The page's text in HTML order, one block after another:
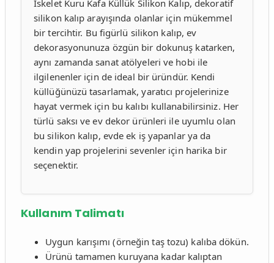
İskelet Kuru Kafa Küllük Silikon Kalıp, dekoratif
silikon kalıp arayışında olanlar için mükemmel
bir tercihtir. Bu figürlü silikon kalıp, ev
dekorasyonunuza özgün bir dokunuş katarken,
aynı zamanda sanat atölyeleri ve hobi ile
ilgilenenler için de ideal bir üründür. Kendi
küllüğünüzü tasarlamak, yaratıcı projelerinize
hayat vermek için bu kalıbı kullanabilirsiniz. Her
türlü saksı ve ev dekor ürünleri ile uyumlu olan
bu silikon kalıp, evde ek iş yapanlar ya da
kendin yap projelerini sevenler için harika bir
seçenektir.
Kullanım Talimatı
Uygun karışımı (örneğin taş tozu) kalıba dökün.
Ürünü tamamen kuruyana kadar kalıptan